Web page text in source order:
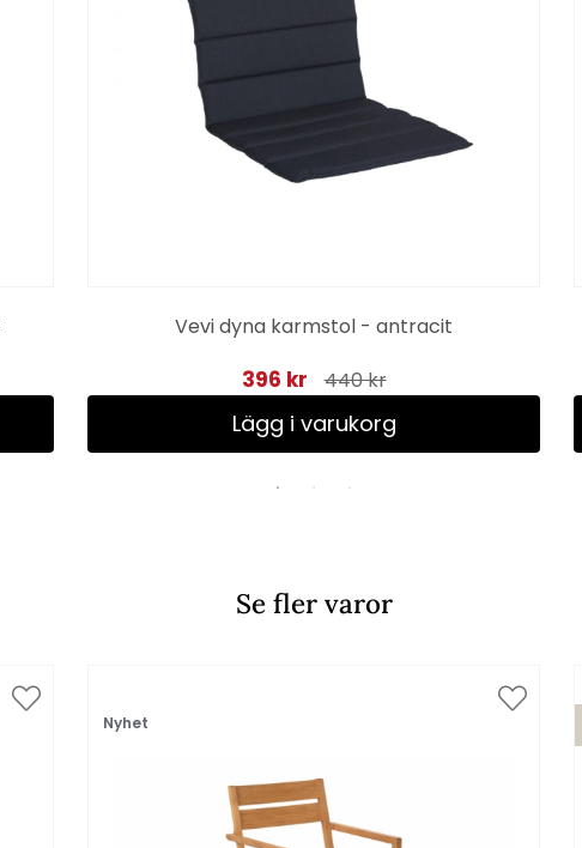
Vevi dyna karmstol - antracit
396 kr 440 kr
Lägg i varukorg
Se fler varor
Nyhet